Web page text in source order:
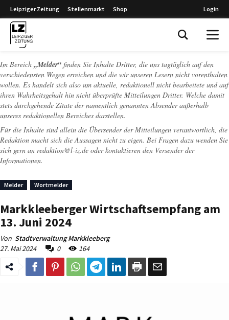
Leipziger Zeitung Stellenmarkt Shop Login
Im Bereich „Melder“ finden Sie Inhalte Dritter, die uns tagtäglich auf den
verschiedensten Wegen erreichen und die wir unseren Lesern nicht vorenthalten
wollen. Es handelt sich also um aktuelle, redaktionell nicht bearbeitete und auf
ihren Wahrheitsgehalt hin nicht überprüfte Mitteilungen Dritter. Welche damit
stets durchgehende Zitate der namentlich genannten Absender außerhalb
unseres redaktionellen Bereiches darstellen.
Für die Inhalte sind allein die Übersender der Mitteilungen verantwortlich, die
Redaktion macht sich die Aussagen nicht zu eigen. Bei Fragen dazu wenden Sie
sich gern an redaktion@l-iz.de oder kontaktieren den Versender der
Informationen.
Melder Wortmelder
Markkleeberger Wirtschaftsempfang am
13. Juni 2024
Von Stadtverwaltung Markkleeberg
27. Mai 2024
0 164